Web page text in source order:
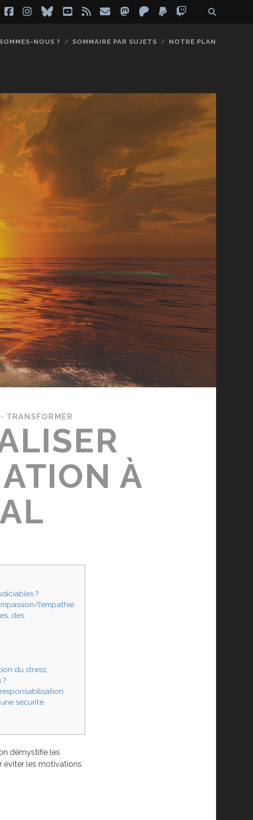
facebook
instagram
blueskyyoutube
rss emailmastodon
patreon
paypaltwitch
NOUS ? SOMMAIRE PAR SUJETS NOTRE PLAN
TRANSFORMER
À
?
l’empathie
des
du stress,
?
sécurité
démystifie les
éviter les motivations